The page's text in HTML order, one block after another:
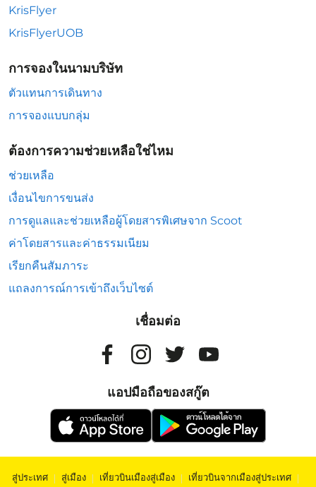
KrisFlyer
KrisFlyerUOB
การจองในนามบริษัท
ตัวแทนการเดินทาง
การจองแบบกลุ่ม
ต้องการความช่วยเหลือใช่ไหม
ช่วยเหลือ
เงื่อนไขการขนส่ง
การดูแลและช่วยเหลือผู้โดยสารพิเศษจาก Scoot
ค่าโดยสารและค่าธรรมเนียม
เรียกคืนสัมภาระ
แถลงการณ์การเข้าถึงเว็บไซต์
เชื่อมต่อ
แอปมือถือของสกู๊ต
สู่ประเทศ | สู่เมือง | เที่ยวบินเมืองสู่เมือง | เที่ยวบินจากเมืองสู่ประเทศ |